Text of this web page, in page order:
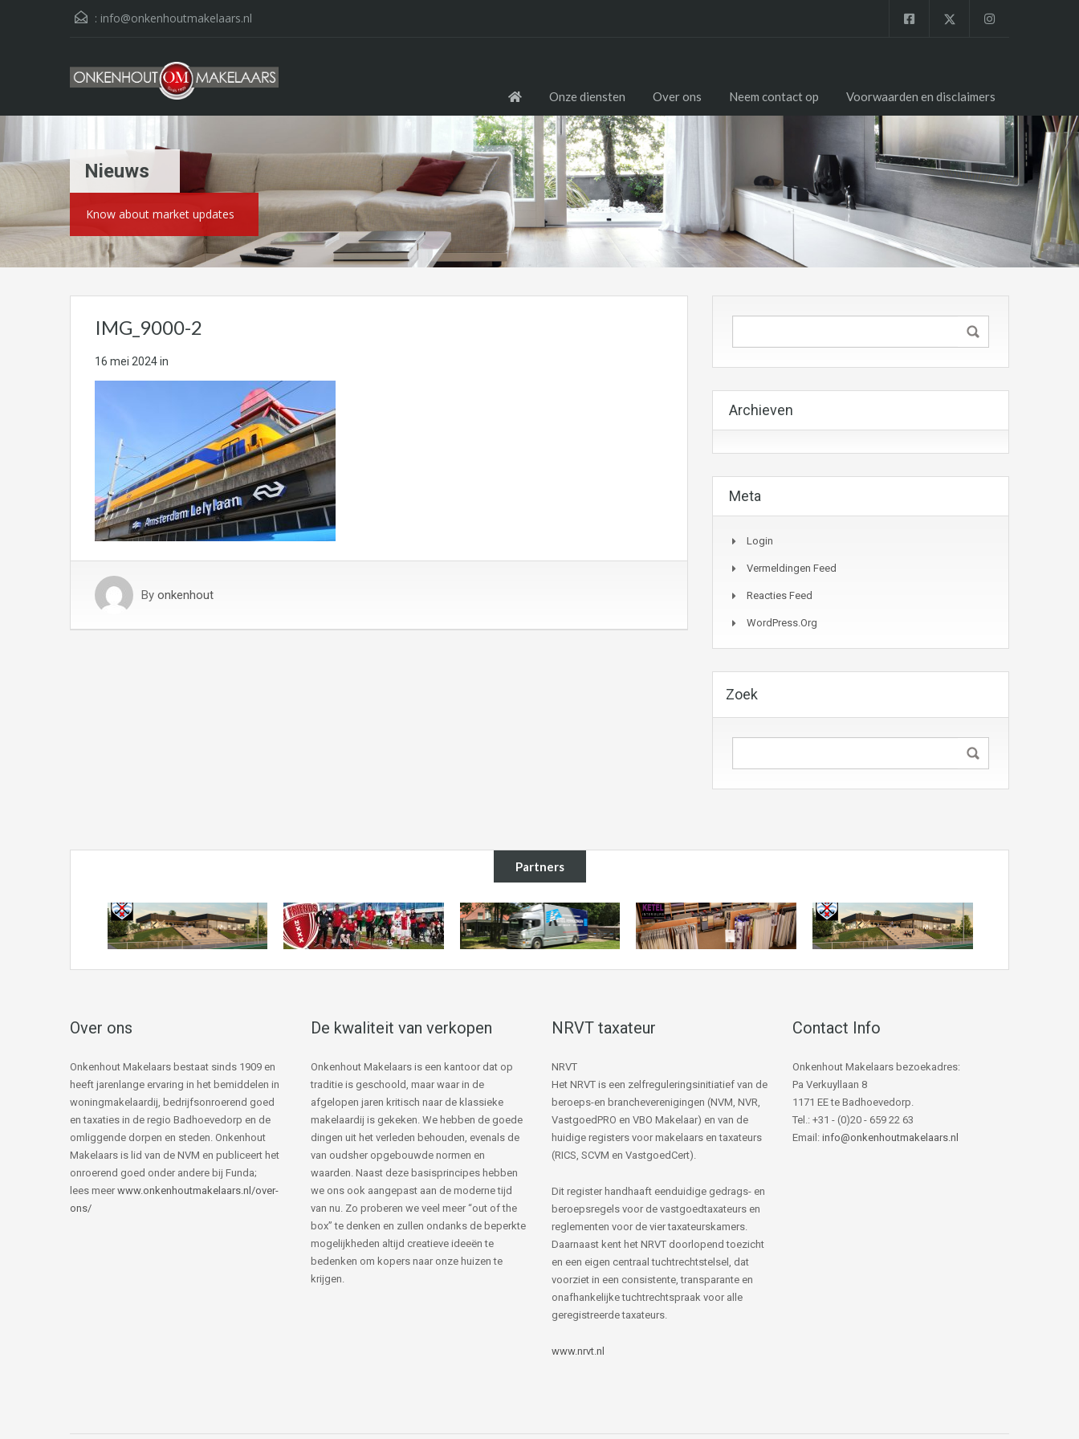
: info@onkenhoutmakelaars.nl
Onze diensten Over ons Neem contact op Voorwaarden en disclaimers
Nieuws
Know about market updates
IMG_9000-2
16 mei 2024in
By onkenhout
Archieven
Meta
Login
Vermeldingen Feed
Reacties Feed
WordPress.org
Zoek
Partners
Over ons
Onkenhout Makelaars bestaat sinds 1909 en
heeft jarenlange ervaring in het bemiddelen in
woningmakelaardij, bedrijfsonroerend goed
en taxaties in de regio Badhoevedorp en de
omliggende dorpen en steden. Onkenhout
Makelaars is lid van de NVM en publiceert het
onroerend goed onder andere bij Funda;
lees meer www.onkenhoutmakelaars.nl/over-
ons/
De kwaliteit van verkopen
Onkenhout Makelaars is een kantoor dat op
traditie is geschoold, maar waar in de
afgelopen jaren kritisch naar de klassieke
makelaardij is gekeken. We hebben de goede
dingen uit het verleden behouden, evenals de
van oudsher opgebouwde normen en
waarden. Naast deze basisprincipes hebben
we ons ook aangepast aan de moderne tijd
van nu. Zo proberen we veel meer “out of the
box” te denken en zullen ondanks de beperkte
mogelijkheden altijd creatieve ideeën te
bedenken om kopers naar onze huizen te
krijgen.
NRVT taxateur
NRVT
Het NRVT is een zelfreguleringsinitiatief van de
beroeps-en brancheverenigingen (NVM, NVR,
VastgoedPRO en VBO Makelaar) en van de
huidige registers voor makelaars en taxateurs
(RICS, SCVM en VastgoedCert).
Dit register handhaaft eenduidige gedrags- en
beroepsregels voor de vastgoedtaxateurs en
reglementen voor de vier taxateurskamers.
Daarnaast kent het NRVT doorlopend toezicht
en een eigen centraal tuchtrechtstelsel, dat
voorziet in een consistente, transparante en
onafhankelijke tuchtrechtspraak voor alle
geregistreerde taxateurs.
www.nrvt.nl
Contact Info
Onkenhout Makelaars bezoekadres:
Pa Verkuyllaan 8
1171 EE te Badhoevedorp.
Tel.: +31 - (0)20 - 659 22 63
Email: info@onkenhoutmakelaars.nl